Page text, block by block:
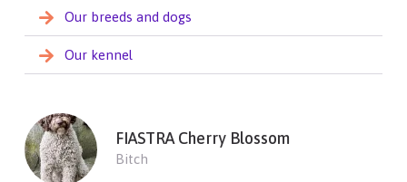
Our breeds and dogs
Our kennel
FIASTRA Cherry Blossom
Bitch